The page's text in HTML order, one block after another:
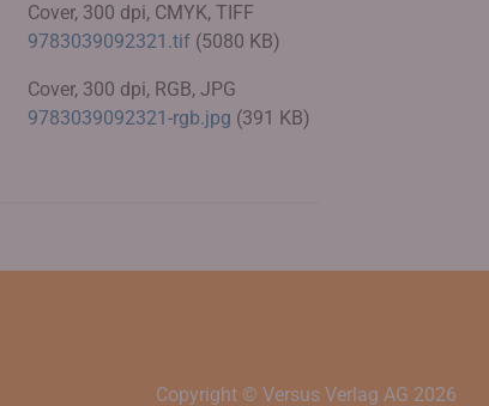
Cover, 300 dpi, CMYK, TIFF
9783039092321.tif (5080 KB)
Cover, 300 dpi, RGB, JPG
9783039092321-rgb.jpg (391 KB)
Copyright © Versus Verlag AG 2026